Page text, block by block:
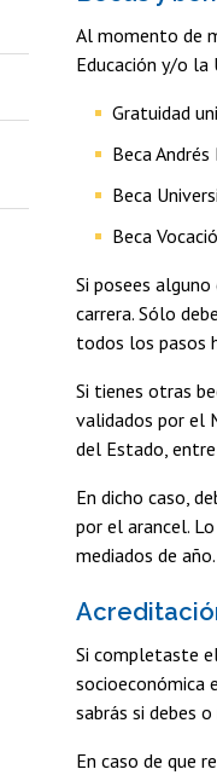
Al momento de
Educación y/o la
Gratuidad
Beca
Beca
Beca
Si posees
carrera. Sólo
todos los pasos
Si tienes otras
validados por el
del Estado,
En dicho caso,
por el arancel.
mediados de año.
Si completaste
socioeconómica
sabrás si debes
En caso de que